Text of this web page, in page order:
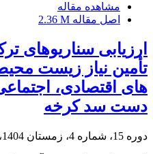
مشاهده مقاله
اصل مقاله 2.36 M
ارزیابی سناریوهای
تأمین نیاز زیست
های اقتصادی،
دست سد کرخه
دوره 15، شماره 4، زمستان 1404، صفحه